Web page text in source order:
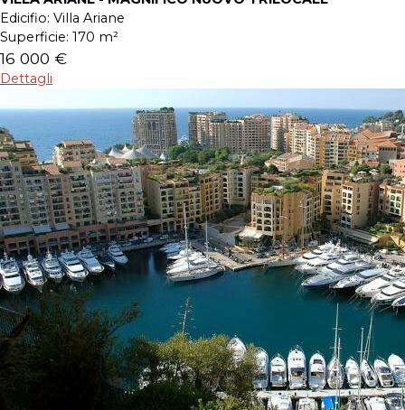
Edicifio: Villa Ariane
Superficie: 170 m²
16 000 €
Dettagli